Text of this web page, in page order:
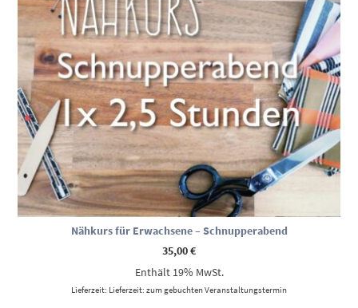
Nähkurs für Erwachsene – Schnupperabend
35,00€
Enthält 19% MwSt.
Lieferzeit: Lieferzeit: zum gebuchten Veranstaltungstermin